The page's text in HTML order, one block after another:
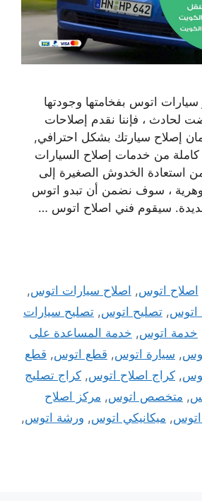
اتوس بفخامتها وجودتها
لحادث ، فإننا نقدم إصلاحات
إصلاح سيارتك بشكل احترافي,
من خدمات إصلاح السيارات
استعادة الخدوش الصغيرة إلى
جوهرية ، سوف نضمن أن تبدو اتوس
جديدة. سيقوم فني اصلاح اتوس …
اصلاح اتوس, اصلاح سيارات اتوس,
اتوس, تصليح اتوس, تصليح سيارات
خدمة اتوس, خدمة المساعدة على
, سيارة اتوس, قطع اتوس, قطع
, كراج اصلاح اتوس, كراج تصليج
, متخصص اتوس, مركز اصلاح
اتوس, ميكانيكي اتوس, ورشة اتوس,